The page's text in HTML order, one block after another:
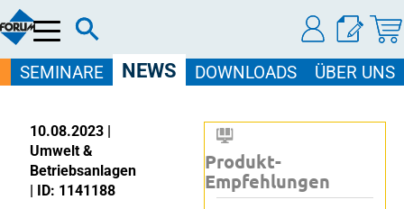
Menü
SEMINARE NEWS DOWNLOADS ÜBER UNS
10.08.2023 |
Umwelt &
Betriebsanlagen
| ID: 1141188
Produkt-
Empfehlungen